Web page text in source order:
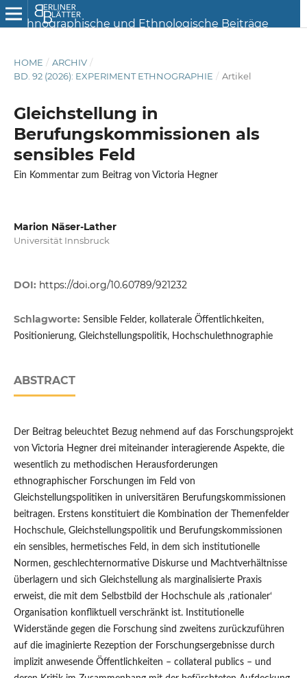
HOME / ARCHIV /
BD. 92 (2026): EXPERIMENT ETHNOGRAPHIE / Artikel
Gleichstellung in
Berufungskommissionen als
sensibles Feld
Ein Kommentar zum Beitrag von Victoria Hegner
Marion Näser-Lather
Universität Innsbruck
DOI: https://doi.org/10.60789/921232
Schlagworte: Sensible Felder, kollaterale Öffentlichkeiten,
Positionierung, Gleichstellungspolitik, Hochschulethnographie
ABSTRACT
Der Beitrag beleuchtet Bezug nehmend auf das Forschungsprojekt
von Victoria Hegner drei miteinander interagierende Aspekte, die
wesentlich zu methodischen Herausforderungen
ethnographischer Forschungen im Feld von
Gleichstellungspolitiken in universitären Berufungskommissionen
beitragen. Erstens konstituiert die Kombination der Themenfelder
Hochschule, Gleichstellungspolitik und Berufungskommissionen
ein sensibles, hermetisches Feld, in dem sich institutionelle
Normen, geschlechternormative Diskurse und Machtverhältnisse
überlagern und sich Gleichstellung als marginalisierte Praxis
erweist, die mit dem Selbstbild der Hochschule als ‚rationaler‘
Organisation konfliktuell verschränkt ist. Institutionelle
Widerstände gegen die Forschung sind zweitens zurückzuführen
auf die imaginierte Rezeption der Forschungsergebnisse durch
implizit anwesende Öffentlichkeiten – collateral publics – und